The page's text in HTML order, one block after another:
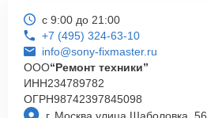
с 9:00 до 21:00
+7 (495) 324-63-10
info@sony-fixmaster.ru
ООО“Ремонт техники”
ИНН234789782
ОГРН98742397845098